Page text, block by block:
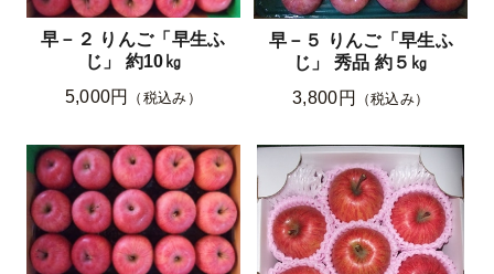
早－２ りんご「早生ふ
じ」 約10㎏
5,000円
（税込み）
早－５ りんご「早生ふ
じ」 秀品 約５㎏
3,800円
（税込み）